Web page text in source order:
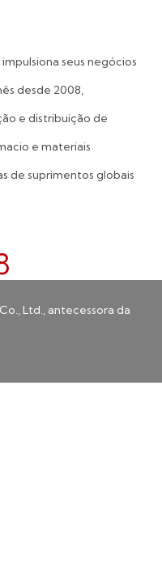
seus negócios
desde 2008,
e distribuição de
e materiais
de suprimentos globais
Ltd., antecessora da